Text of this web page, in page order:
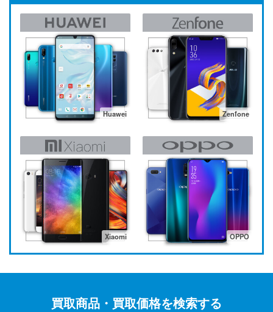
Huawei Zenfone
Xiaomi OPPO
買取商品・買取価格を検索する